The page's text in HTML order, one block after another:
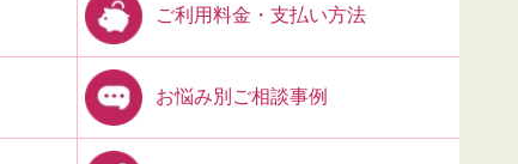
ご利用料金・支払い方法
お悩み別ご相談事例